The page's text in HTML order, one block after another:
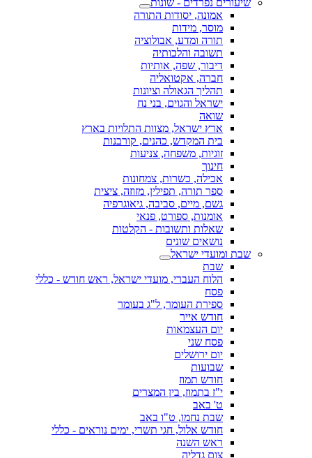
שיעורים נפרדים - שונות
אמונה, יסודות התורה
מוסר, מידות
תורה ומדע, אבולוציה
תשובה והלכותיה
דיבור, שפה, אותיות
חברה, אקטואליה
תהליך הגאולה וציונות
ישראל והגוים, בני נח
שואה
ארץ ישראל, מצוות התלויות בארץ
בית המקדש, כהנים, קורבנות
זוגיות, משפחה, צניעות
חינוך
אכילה, כשרות, צמחונות
ספר תורה, תפילין, מזוזה, ציצית
גשם, מיים, סביבה, גיאוגרפיה
אומנות, ספורט, פנאי
שאלות ותשובות - הקלטות
נושאים שונים
שבת ומועדי ישראל
שבת
הלוח העברי, מועדי ישראל, ראש חודש - כללי
פסח
ספירת העומר, ל"ג בעומר
חודש אייר
יום העצמאות
פסח שני
יום ירושלים
שבועות
חודש תמוז
י"ז בתמוז, בין המצרים
ט' באב
שבת נחמו, ט"ו באב
חודש אלול, חגי תשרי, ימים נוראים - כללי
ראש השנה
צום גדליה